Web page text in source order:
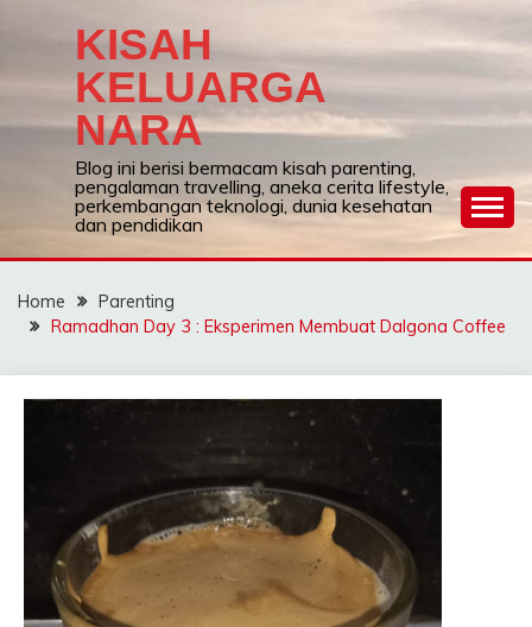
KISAH
KELUARGA
NARA
Blog ini berisi bermacam kisah parenting,
pengalaman travelling, aneka cerita lifestyle,
perkembangan teknologi, dunia kesehatan
dan pendidikan
Home
Parenting
Ramadhan Day 3 : Eksperimen Membuat Dalgona Coffee